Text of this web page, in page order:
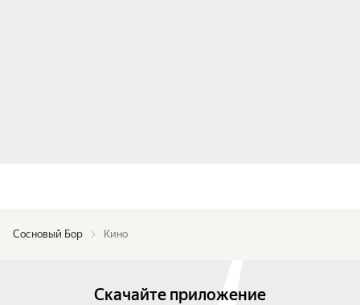
Сосновый Бор Кино
Скачайте приложение